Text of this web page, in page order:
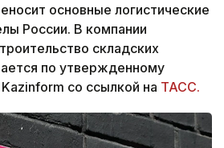
основные логистические
России. В компании
складских
по утвержденному
со ссылкой на ТАСС.